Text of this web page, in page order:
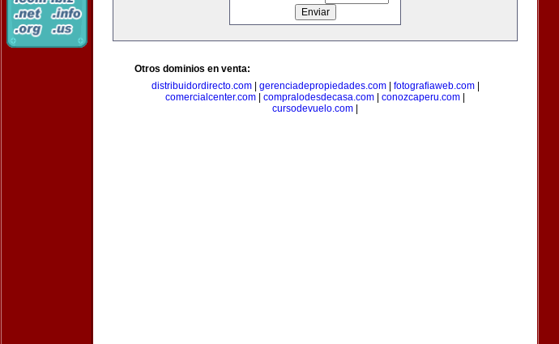
Otros dominios en venta:
distribuidordirecto.com| gerenciadepropiedades.com| fotografiaweb.com|
comercialcenter.com
compralodesdecasa.com conozcaperu.com
cursodevuelo.com